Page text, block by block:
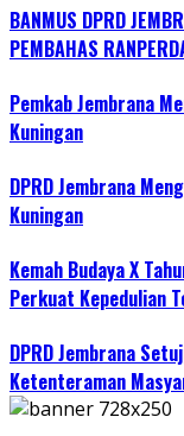
BANMUS DPRD
PEMBAHAS
Pemkab Jembrana
Kuningan
DPRD Jembrana
Kuningan
Kemah Budaya X
Perkuat Kepedulian
DPRD Jembrana
Ketenteraman